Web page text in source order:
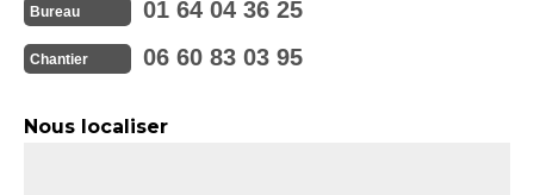
Bureau 01 64 04 36 25
Chantier 06 60 83 03 95
Nous localiser